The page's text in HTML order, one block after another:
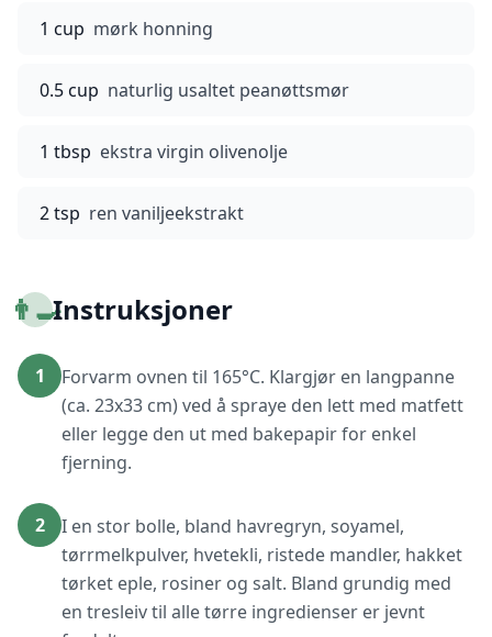
1 cup mørk honning
0.5 cup naturlig usaltet peanøttsmør
1 tbsp ekstra virgin olivenolje
2 tsp ren vaniljeekstrakt
👨‍🍳Instruksjoner
1
Forvarm ovnen til 165°C. Klargjør en langpanne
(ca. 23x33 cm) ved å spraye den lett med matfett
eller legge den ut med bakepapir for enkel
fjerning.
2
I en stor bolle, bland havregryn, soyamel,
tørrmelkpulver, hvetekli, ristede mandler, hakket
tørket eple, rosiner og salt. Bland grundig med
en tresleiv til alle tørre ingredienser er jevnt